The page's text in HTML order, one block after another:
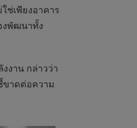
ช่เพียงอาคาร
งพัฒนาทั้ง
งาน กล่าวว่า
ขาดต่อความ